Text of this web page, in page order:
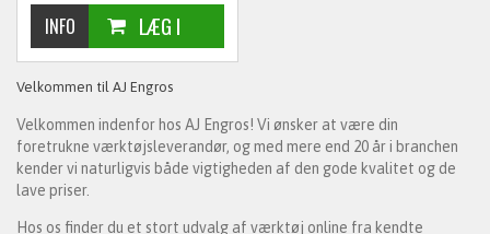
Velkommen til AJ Engros
Velkommen indenfor hos AJ Engros! Vi ønsker at være din
foretrukne værktøjsleverandør, og med mere end 20 år i branchen
kender vi naturligvis både vigtigheden af den gode kvalitet og de
lave priser.
Hos os finder du et stort udvalg af værktøj online fra kendte